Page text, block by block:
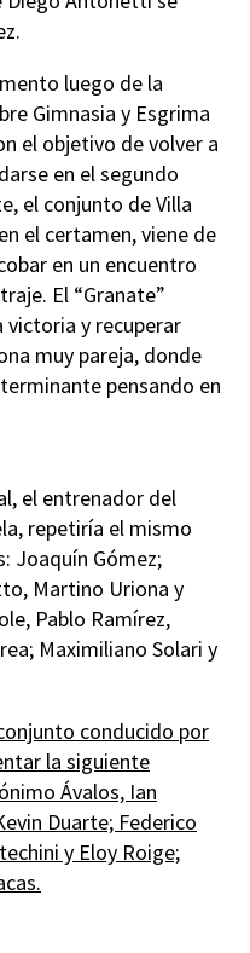
luego de la
Gimnasia y Esgrima
el objetivo de volver a
en el segundo
el conjunto de Villa
el certamen, viene de
en un encuentro
El “Granate”
y recuperar
muy pareja, donde
pensando en
el entrenador del
repetiría el mismo
Joaquín Gómez;
Martino Uriona y
Pablo Ramírez,
Maximiliano Solari y
conducido por
la siguiente
Ávalos, Ian
Duarte; Federico
y Eloy Roige;